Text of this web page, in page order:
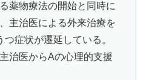
薬物療法の開始と同時に
主治医による外来治療を
症状が遷延している。
治医からAの心理的支援